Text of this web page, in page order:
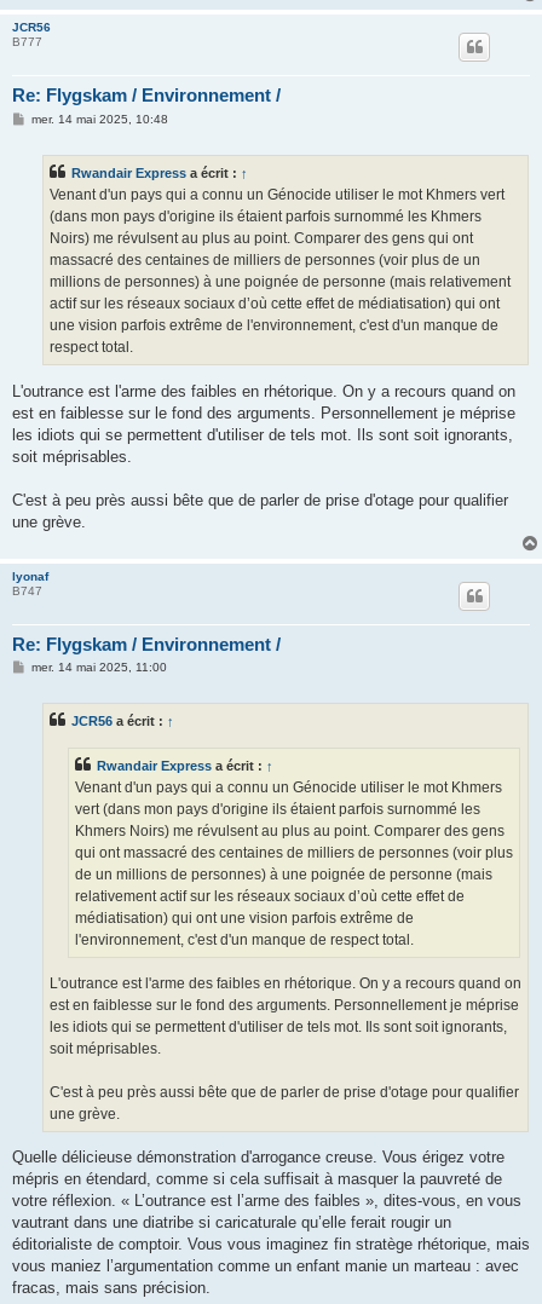
JCR56
B777
Re: Flygskam / Environnement /
Mmer. 14 mai 2025, 10:48
Rwandair Express a écrit : ↑
Venant d'un pays qui a connu un Génocide utiliser le mot Khmers vert
(dans mon pays d'origine ils étaient parfois surnommé les Khmers
Noirs) me révulsent au plus au point. Comparer des gens qui ont
massacré des centaines de milliers de personnes (voir plus de un
millions de personnes) à une poignée de personne (mais relativement
actif sur les réseaux sociaux d’où cette effet de médiatisation) qui ont
une vision parfois extrême de l'environnement, c'est d'un manque de
respect total.
L'outrance est l'arme des faibles en rhétorique. On y a recours quand on
est en faiblesse sur le fond des arguments. Personnellement je méprise
les idiots qui se permettent d'utiliser de tels mot. Ils sont soit ignorants,
soit méprisables.
C'est à peu près aussi bête que de parler de prise d'otage pour qualifier
une grève.
lyonaf
B747
Re: Flygskam / Environnement /
Mmer. 14 mai 2025, 11:00
JCR56 a écrit : ↑
Rwandair Express a écrit : ↑
Venant d'un pays qui a connu un Génocide utiliser le mot Khmers
vert (dans mon pays d'origine ils étaient parfois surnommé les
Khmers Noirs) me révulsent au plus au point. Comparer des gens
qui ont massacré des centaines de milliers de personnes (voir plus
de un millions de personnes) à une poignée de personne (mais
relativement actif sur les réseaux sociaux d’où cette effet de
médiatisation) qui ont une vision parfois extrême de
l'environnement, c'est d'un manque de respect total.
L'outrance est l'arme des faibles en rhétorique. On y a recours quand on
est en faiblesse sur le fond des arguments. Personnellement je méprise
les idiots qui se permettent d'utiliser de tels mot. Ils sont soit ignorants,
soit méprisables.
C'est à peu près aussi bête que de parler de prise d'otage pour qualifier
une grève.
Quelle délicieuse démonstration d'arrogance creuse. Vous érigez votre
mépris en étendard, comme si cela suffisait à masquer la pauvreté de
votre réflexion. « L’outrance est l’arme des faibles », dites-vous, en vous
vautrant dans une diatribe si caricaturale qu’elle ferait rougir un
éditorialiste de comptoir. Vous vous imaginez fin stratège rhétorique, mais
vous maniez l’argumentation comme un enfant manie un marteau : avec
fracas, mais sans précision.